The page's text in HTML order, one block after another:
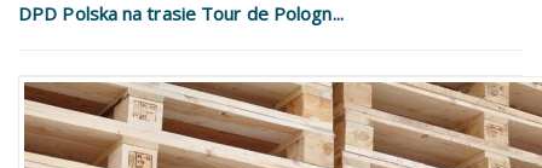
DPD Polska na trasie Tour de Pologn...